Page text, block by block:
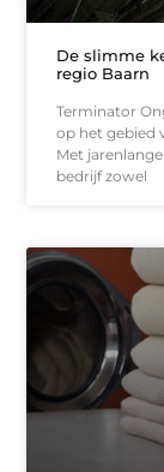
De slimme
regio Baarn
Terminator
op het gebied
Met
bedrijf zowel